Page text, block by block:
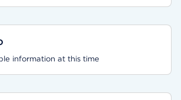
information at this time